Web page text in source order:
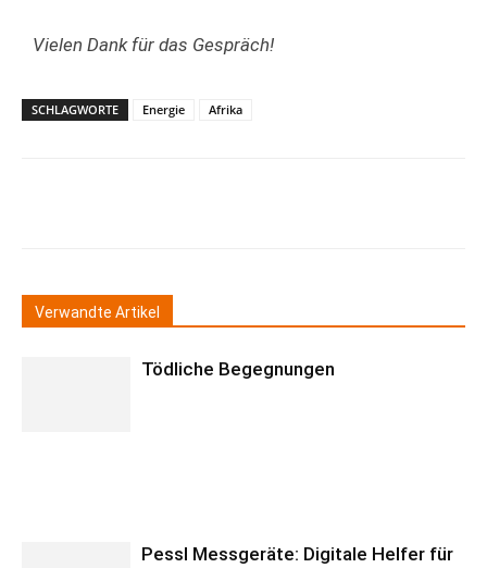
Vielen Dank für das Gespräch!
SCHLAGWORTE Energie Afrika
Verwandte Artikel
Tödliche Begegnungen
Pessl Messgeräte: Digitale Helfer für